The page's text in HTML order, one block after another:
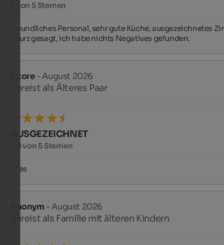
5 von 5 Sternen
Freundliches Personal, sehr gute Küche, ausgezeichnetes
– kurz gesagt, ich habe nichts Negatives gefunden.
Ettore- August 2026
gereist als Älteres Paar
AUSGEZEICHNET
4,8 von 5 Sternen
Alles
Anonym - August 2026
gereist als Familie mit älteren Kindern